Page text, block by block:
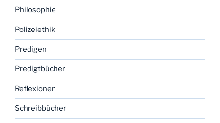
Philosophie
Polizeiethik
Predigen
Predigtbücher
Reflexionen
Schreibbücher